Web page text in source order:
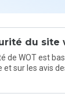
du site
de WOT est
sur les avis